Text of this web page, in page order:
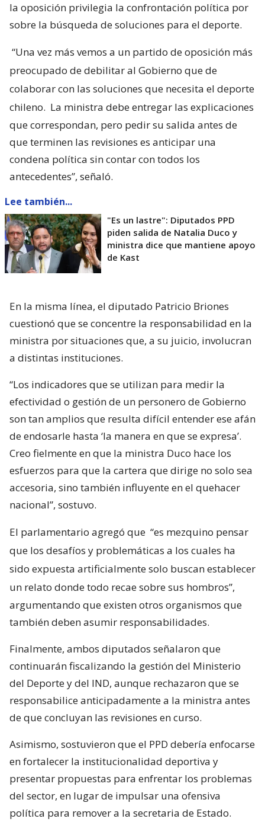
la oposición privilegia la confrontación política por
sobre la búsqueda de soluciones para el deporte.
“Una vez más vemos a un partido de oposición más
preocupado de debilitar al Gobierno que de
colaborar con las soluciones que necesita el deporte
chileno. La ministra debe entregar las explicaciones
que correspondan, pero pedir su salida antes de
que terminen las revisiones es anticipar una
condena política sin contar con todos los
antecedentes”, señaló.
Lee también...
"Es un lastre": Diputados PPD
piden salida de Natalia Duco y
ministra dice que mantiene apoyo
de Kast
En la misma línea, el diputado Patricio Briones
cuestionó que se concentre la responsabilidad en la
ministra por situaciones que, a su juicio, involucran
a distintas instituciones.
“Los indicadores que se utilizan para medir la
efectividad o gestión de un personero de Gobierno
son tan amplios que resulta difícil entender ese afán
de endosarle hasta ‘la manera en que se expresa’.
Creo fielmente en que la ministra Duco hace los
esfuerzos para que la cartera que dirige no solo sea
accesoria, sino también influyente en el quehacer
nacional”, sostuvo.
El parlamentario agregó que “es mezquino pensar
que los desafíos y problemáticas a los cuales ha
sido expuesta artificialmente solo buscan establecer
un relato donde todo recae sobre sus hombros”,
argumentando que existen otros organismos que
también deben asumir responsabilidades.
Finalmente, ambos diputados señalaron que
continuarán fiscalizando la gestión del Ministerio
del Deporte y del IND, aunque rechazaron que se
responsabilice anticipadamente a la ministra antes
de que concluyan las revisiones en curso.
Asimismo, sostuvieron que el PPD debería enfocarse
en fortalecer la institucionalidad deportiva y
presentar propuestas para enfrentar los problemas
del sector, en lugar de impulsar una ofensiva
política para remover a la secretaria de Estado.